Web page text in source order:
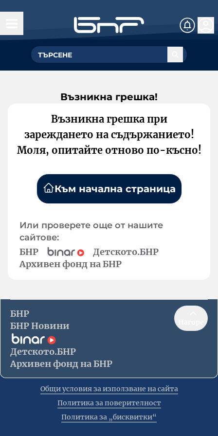
Възникна грешка!
Възникна грешка при
зареждането на съдържанието!
Моля, опитайте отново по-късно!
Към начална страница
Или проверете още от нашите
сайтове:
БНР
Детското.БНР
Архивен фонд на БНР
БНР
БНР Новини
Детското.БНР
Архивен фонд на БНР
Общи условия за използване на сайта
Политика за поверителност
Политика за „бисквитки“